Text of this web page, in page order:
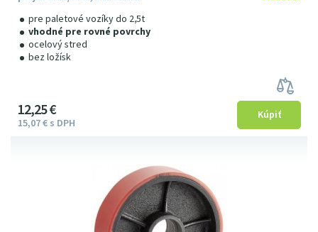
pre paletové vozíky do 2,5t
vhodné pre rovné povrchy
ocelový stred
bez ložísk
12 25€
15 07€ s DPH